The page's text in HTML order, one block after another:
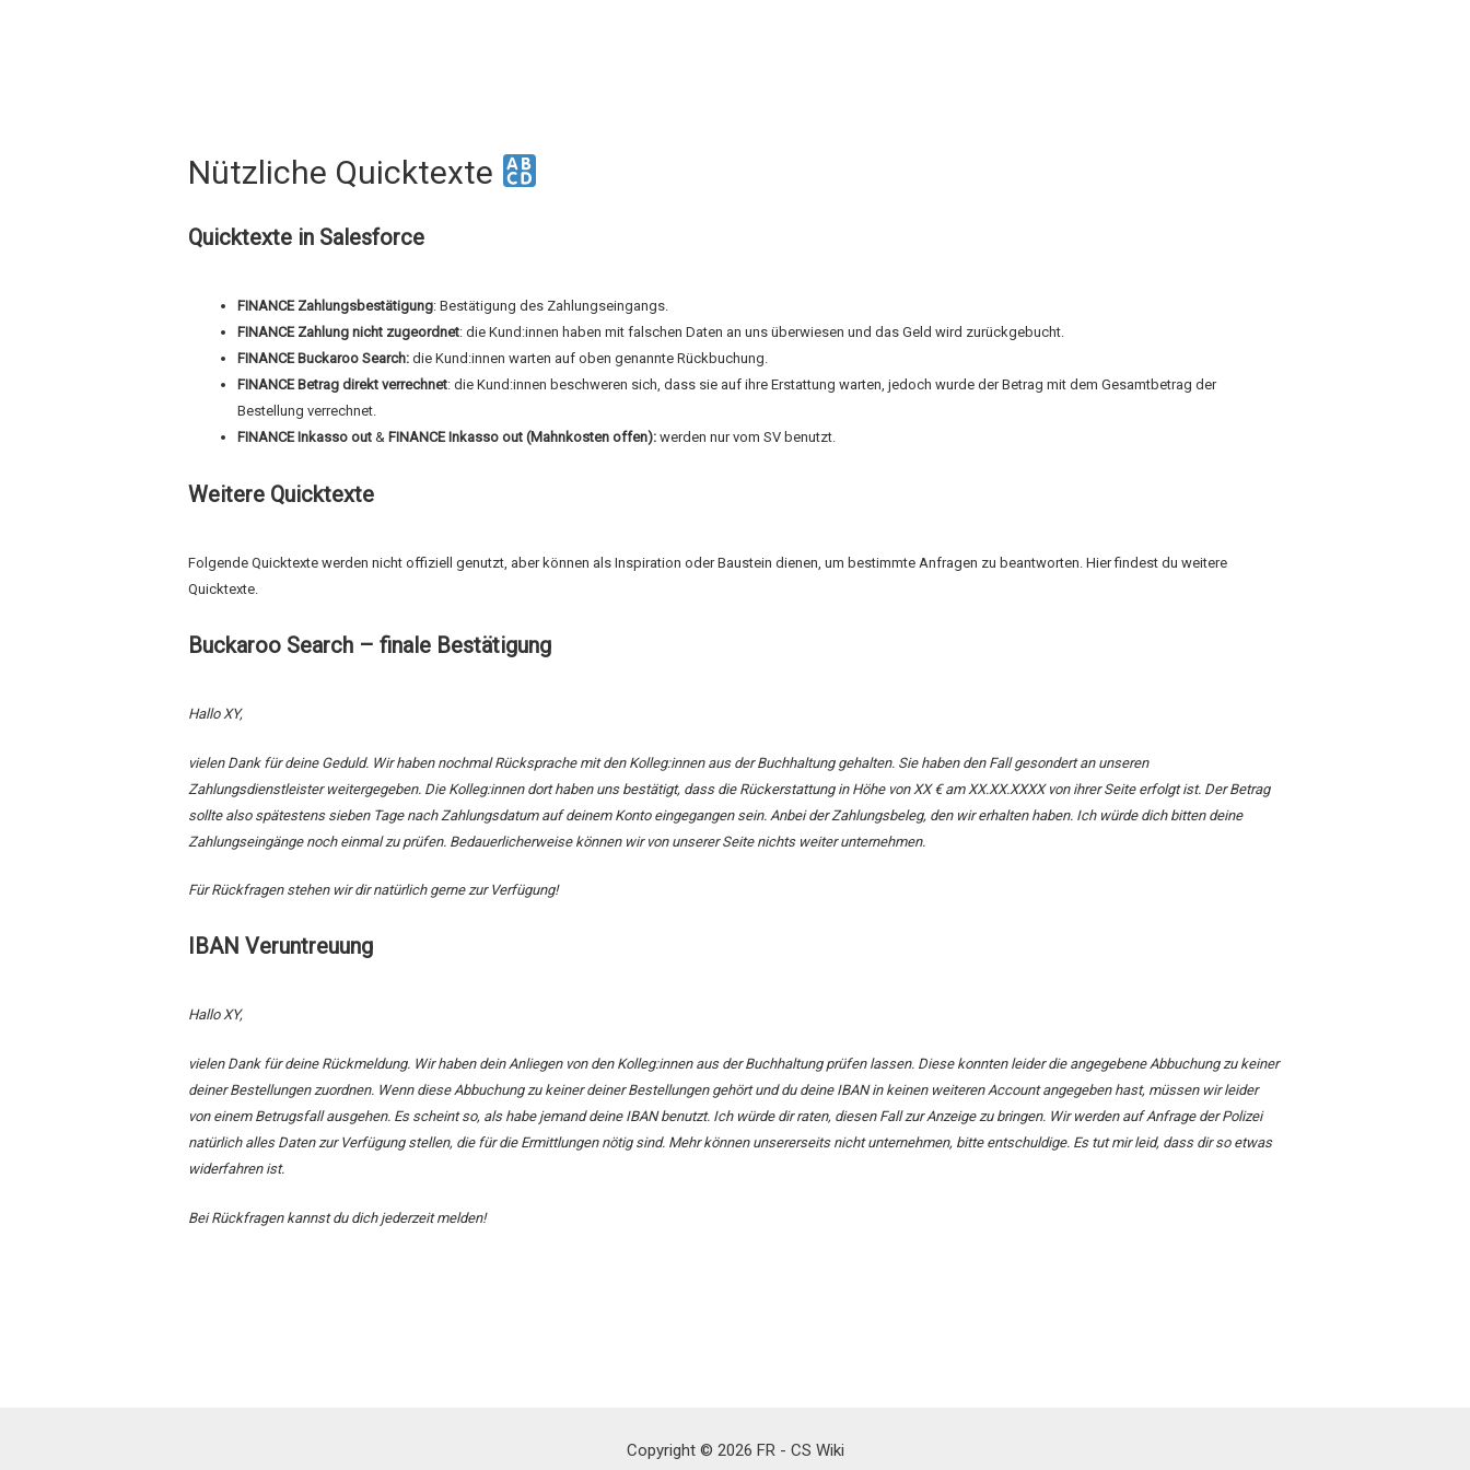
Nützliche Quicktexte
Quicktexte in Salesforce
FINANCE Zahlungsbestätigung: Bestätigung des Zahlungseingangs.
FINANCE Zahlung nicht zugeordnet: die Kund:innen haben mit falschen Daten an uns überwiesen und das Geld wird zurückgebucht.
FINANCE Buckaroo Search: die Kund:innen warten auf oben genannte Rückbuchung.
FINANCE Betrag direkt verrechnet: die Kund:innen beschweren sich, dass sie auf ihre Erstattung warten, jedoch wurde der Betrag mit dem Gesamtbetrag der
Bestellung verrechnet.
FINANCE Inkasso out &FINANCE Inkasso out (Mahnkosten offen): werden nur vom SV benutzt.
Weitere Quicktexte
Folgende Quicktexte werden nicht offiziell genutzt, aber können als Inspiration oder Baustein dienen, um bestimmte Anfragen zu beantworten.Hierfindest du weitere
Quicktexte.
Buckaroo Search – finale Bestätigung
Hallo XY,
vielen Dank für deine Geduld. Wir haben nochmal Rücksprache mit den Kolleg:innen aus der Buchhaltung gehalten. Sie haben den Fall gesondert an unseren
Zahlungsdienstleister weitergegeben. Die Kolleg:innen dort haben uns bestätigt, dass die Rückerstattung in Höhe von XX € am XX.XX.XXXX von ihrer Seite erfolgt ist. Der Betrag
sollte also spätestens sieben Tage nach Zahlungsdatum auf deinem Konto eingegangen sein. Anbei der Zahlungsbeleg, den wir erhalten haben. Ich würde dich bitten deine
Zahlungseingänge noch einmal zu prüfen. Bedauerlicherweise können wir von unserer Seite nichts weiter unternehmen.
Für Rückfragen stehen wir dir natürlich gerne zur Verfügung!
IBAN Veruntreuung
Hallo XY,
vielen Dank für deine Rückmeldung. Wir haben dein Anliegen von den Kolleg:innen aus der Buchhaltung prüfen lassen. Diese konnten leider die angegebene Abbuchung zu keiner
deiner Bestellungen zuordnen. Wenn diese Abbuchung zu keiner deiner Bestellungen gehört und du deine IBAN in keinen weiteren Account angegeben hast, müssen wir leider
von einem Betrugsfall ausgehen. Es scheint so, als habe jemand deine IBAN benutzt. Ich würde dir raten, diesen Fall zur Anzeige zu bringen. Wir werden auf Anfrage der Polizei
natürlich alles Daten zur Verfügung stellen, die für die Ermittlungen nötig sind. Mehr können unsererseits nicht unternehmen, bitte entschuldige. Es tut mir leid, dass dir so etwas
widerfahren ist.
Bei Rückfragen kannst du dich jederzeit melden!
Copyright © 2026 FR - CS Wiki